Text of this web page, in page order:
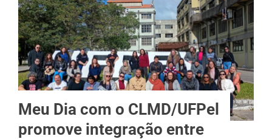
Meu Dia com o CLMD/UFPel
promove integração entre